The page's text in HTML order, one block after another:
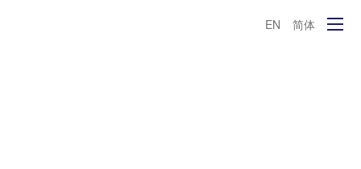
简体
EN